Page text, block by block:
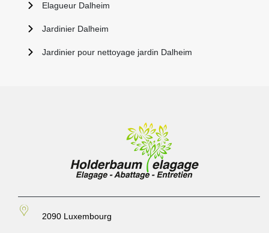
Elagueur Dalheim
Jardinier Dalheim
Jardinier pour nettoyage jardin Dalheim
2090 Luxembourg